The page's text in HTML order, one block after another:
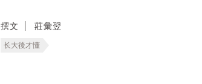
撰文 莊彙翌
长大後才懂